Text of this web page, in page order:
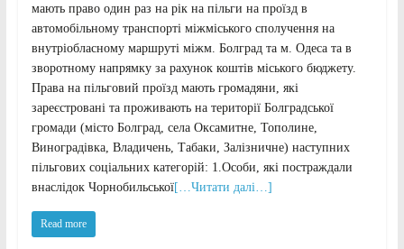
мають право один раз на рік на пільги на проїзд в
автомобільному транспорті міжміського сполучення на
внутріобласному маршруті міжм. Болград та м. Одеса та в
зворотному напрямку за рахунок коштів міського бюджету.
Права на пільговий проїзд мають громадяни, які
зареєстровані та проживають на території Болградської
громади (місто Болград, села Оксамитне, Тополине,
Виноградівка, Владичень, Табаки, Залізничне) наступних
пільгових соціальних категорій: 1.Особи, які постраждали
внаслідок Чорнобильської[…Читати далі…]
Read more